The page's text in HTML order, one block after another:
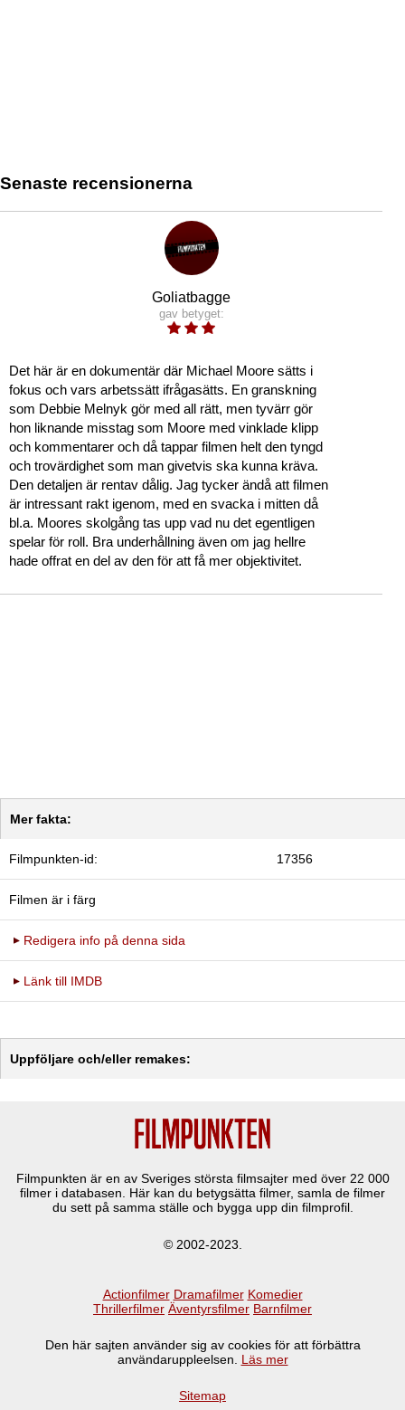
Senaste recensionerna
Goliatbagge
gav betyget:
Det här är en dokumentär där Michael Moore sätts i
fokus och vars arbetssätt ifrågasätts. En granskning
som Debbie Melnyk gör med all rätt, men tyvärr gör
hon liknande misstag som Moore med vinklade klipp
och kommentarer och då tappar filmen helt den tyngd
och trovärdighet som man givetvis ska kunna kräva.
Den detaljen är rentav dålig. Jag tycker ändå att filmen
är intressant rakt igenom, med en svacka i mitten då
bl.a. Moores skolgång tas upp vad nu det egentligen
spelar för roll. Bra underhållning även om jag hellre
hade offrat en del av den för att få mer objektivitet.
Mer fakta:
Filmpunkten-id: 17356
Filmen är i färg
Redigera info på denna sida
Länk till IMDB
Uppföljare och/eller remakes:
Filmpunkten är en av Sveriges största filmsajter med över 22 000
filmer i databasen. Här kan du betygsätta filmer, samla de filmer
du sett på samma ställe och bygga upp din filmprofil.
© 2002-2023.
Actionfilmer Dramafilmer Komedier
Thrillerfilmer Äventyrsfilmer Barnfilmer
Den här sajten använder sig av cookies för att förbättra
användaruppleelsen. Läs mer
Sitemap